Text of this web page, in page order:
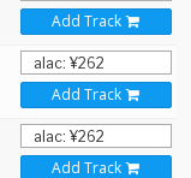
Add Track
Add Track
Add Track